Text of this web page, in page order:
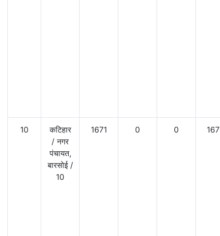
10
कटिहार
/नगर
पंचायत,
बारसोई /
10
1671 0 0